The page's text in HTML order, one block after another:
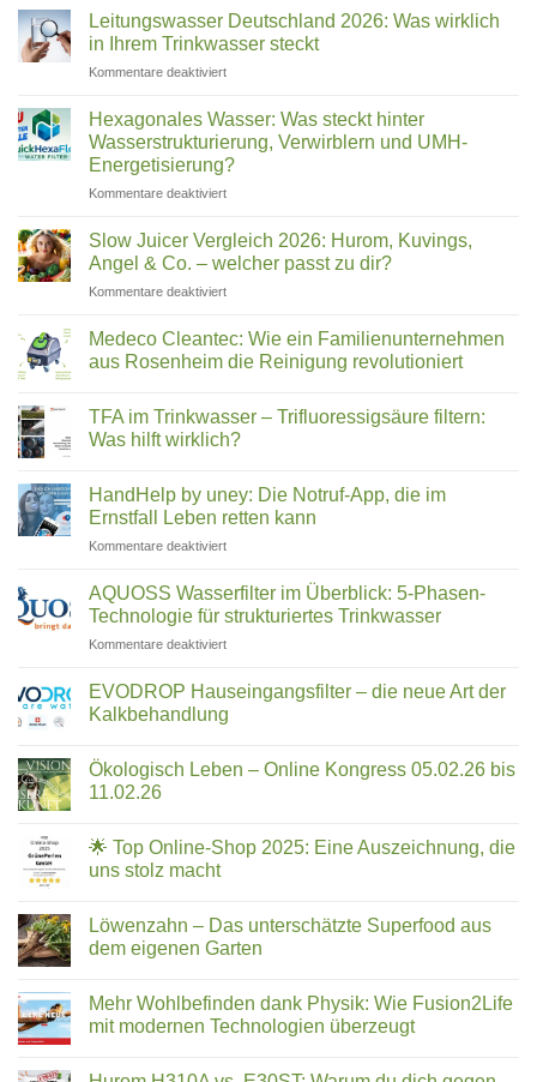
Gerät?
besten
Trinkwasserfilter
für
Zuhause
zu
Warum
immer
mehr
Wasser
filtern
(2026)
Leitungswasser Deutschland 2026: Was wirklich
in Ihrem Trinkwasser steckt
Kommentare deaktiviertfür
Deutschland
Was
wirklich
in
Trinkwasser
steckt
Hexagonales Wasser: Was steckt hinter
Wasserstrukturierung, Verwirblern und UMH-
Energetisierung?
Kommentare deaktiviertfür
Wasser:
Was
steckt
hinter
Verwirblern
und
Slow Juicer Vergleich 2026: Hurom, Kuvings,
Angel & Co. – welcher passt zu dir?
Kommentare deaktiviertfür
Juicer
Vergleich
2026:
Kuvings,
Angel
–
welcher
zu
Medeco Cleantec: Wie ein Familienunternehmen
aus Rosenheim die Reinigung revolutioniert
zu
Medeco
Cleantec:
Familienunternehmen
aus
Rosenheim
die
TFA im Trinkwasser – Trifluoressigsäure filtern:
Was hilft wirklich?
zu
TFA
im
Trinkwasser
filtern:
Was
hilft
HandHelp by uney: Die Notruf-App, die im
Ernstfall Leben retten kann
Kommentare deaktiviertfür
uney:
Die
Notruf-
die
im
Ernstfall
retten
AQUOSS Wasserfilter im Überblick: 5-Phasen-
Technologie für strukturiertes Trinkwasser
Kommentare deaktiviertfür
Wasserfilter
Überblick:
Phasen-
Trinkwasser
EVODROP Hauseingangsfilter – die neue Art der
Kalkbehandlung
zu
EVODROP
Hauseingangsfilter
neue
der
Ökologisch Leben – Online Kongress 05.02.26 bis
11.02.26
zu
Ökologisch
Leben
Kongress
05.02.26
bis
🌟 Top Online-Shop 2025: Eine Auszeichnung, die
uns stolz macht
zu
🌟
Top
2025:
Eine
Auszeichnung,
Löwenzahn – Das unterschätzte Superfood aus
dem eigenen Garten
zu
Löwenzahn
–
Mehr Wohlbefinden dank Physik: Wie Fusion2Life
mit modernen Technologien überzeugt